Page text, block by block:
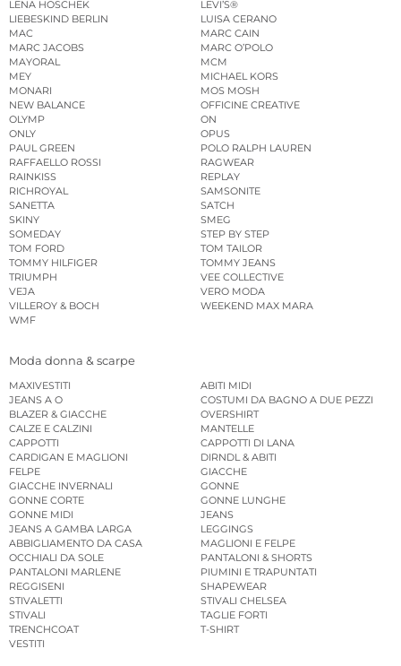
LENA HOSCHEK
LEVI’S®
LIEBESKIND BERLIN
LUISA CERANO
MAC
MARC CAIN
MARC JACOBS
MARC O’POLO
MAYORAL
MCM
MEY
MICHAEL KORS
MONARI
MOS MOSH
NEW BALANCE
OFFICINE CREATIVE
OLYMP
ON
ONLY
OPUS
PAUL GREEN
POLO RALPH LAUREN
RAFFAELLO ROSSI
RAGWEAR
RAINKISS
REPLAY
RICHROYAL
SAMSONITE
SANETTA
SATCH
SKINY
SMEG
SOMEDAY
STEP BY STEP
TOM FORD
TOM TAILOR
TOMMY HILFIGER
TOMMY JEANS
TRIUMPH
VEE COLLECTIVE
VEJA
VERO MODA
VILLEROY & BOCH
WEEKEND MAX MARA
WMF
Moda donna & scarpe
MAXIVESTITI
ABITI MIDI
JEANS A O
COSTUMI DA BAGNO A DUE PEZZI
BLAZER & GIACCHE
OVERSHIRT
CALZE E CALZINI
MANTELLE
CAPPOTTI
CAPPOTTI DI LANA
CARDIGAN E MAGLIONI
DIRNDL & ABITI
FELPE
GIACCHE
GIACCHE INVERNALI
GONNE
GONNE CORTE
GONNE LUNGHE
GONNE MIDI
JEANS
JEANS A GAMBA LARGA
LEGGINGS
ABBIGLIAMENTO DA CASA
MAGLIONI E FELPE
OCCHIALI DA SOLE
PANTALONI & SHORTS
PANTALONI MARLENE
PIUMINI E TRAPUNTATI
REGGISENI
SHAPEWEAR
STIVALETTI
STIVALI CHELSEA
STIVALI
TAGLIE FORTI
TRENCHCOAT
T-SHIRT
VESTITI